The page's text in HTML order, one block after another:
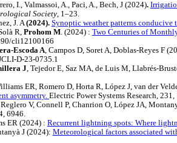
I., Valmassoi, A., Paci, A., Bech, J (2024).
Society, 1–23.
J. A(2024). Synoptic weather patterns conducive
R, Prohom M. (2024) : Two Centuries of
cli12100166
Escoda A, Campos D, Soret A, Doblas-Reyes F
D-23-0735.1
J, Tejedor E, Saz MA, de Luis M, Llabrés-
ER, Romero D, Horta R, López J, van der
asymmetry. Electric Power Systems Research,
V, Connell P, Chanrion O, López JA,
6946.
ER (2024) : Recurrent lightning spots: Where
J (2024): Meteorological factors associated